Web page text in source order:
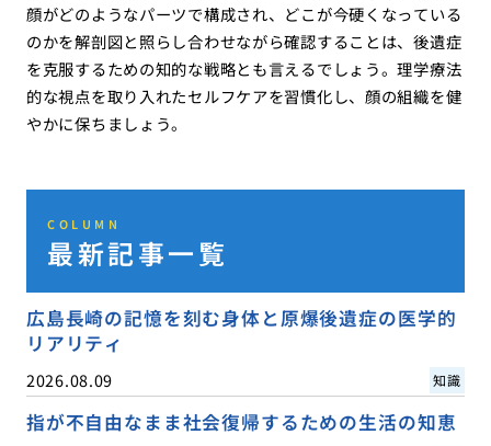
顔がどのようなパーツで構成され、どこが今硬くなっている
のかを解剖図と照らし合わせながら確認することは、後遺症
を克服するための知的な戦略とも言えるでしょう。理学療法
的な視点を取り入れたセルフケアを習慣化し、顔の組織を健
やかに保ちましょう。
COLUMN
最新記事一覧
広島長崎の記憶を刻む身体と原爆後遺症の医学的
リアリティ
2026.08.09 知識
指が不自由なまま社会復帰するための生活の知恵